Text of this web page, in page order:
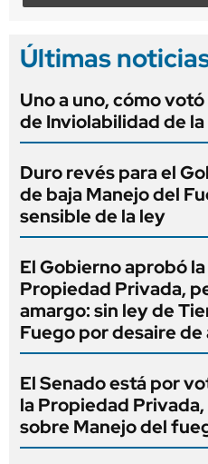
Últimas
Uno a uno, cómo
de Inviolabilidad de
Duro revés para el
de baja Manejo del
sensible de la ley
El Gobierno aprobó
Propiedad Privada,
amargo: sin ley de
Fuego por desaire de
El Senado está por
la Propiedad
sobre Manejo del